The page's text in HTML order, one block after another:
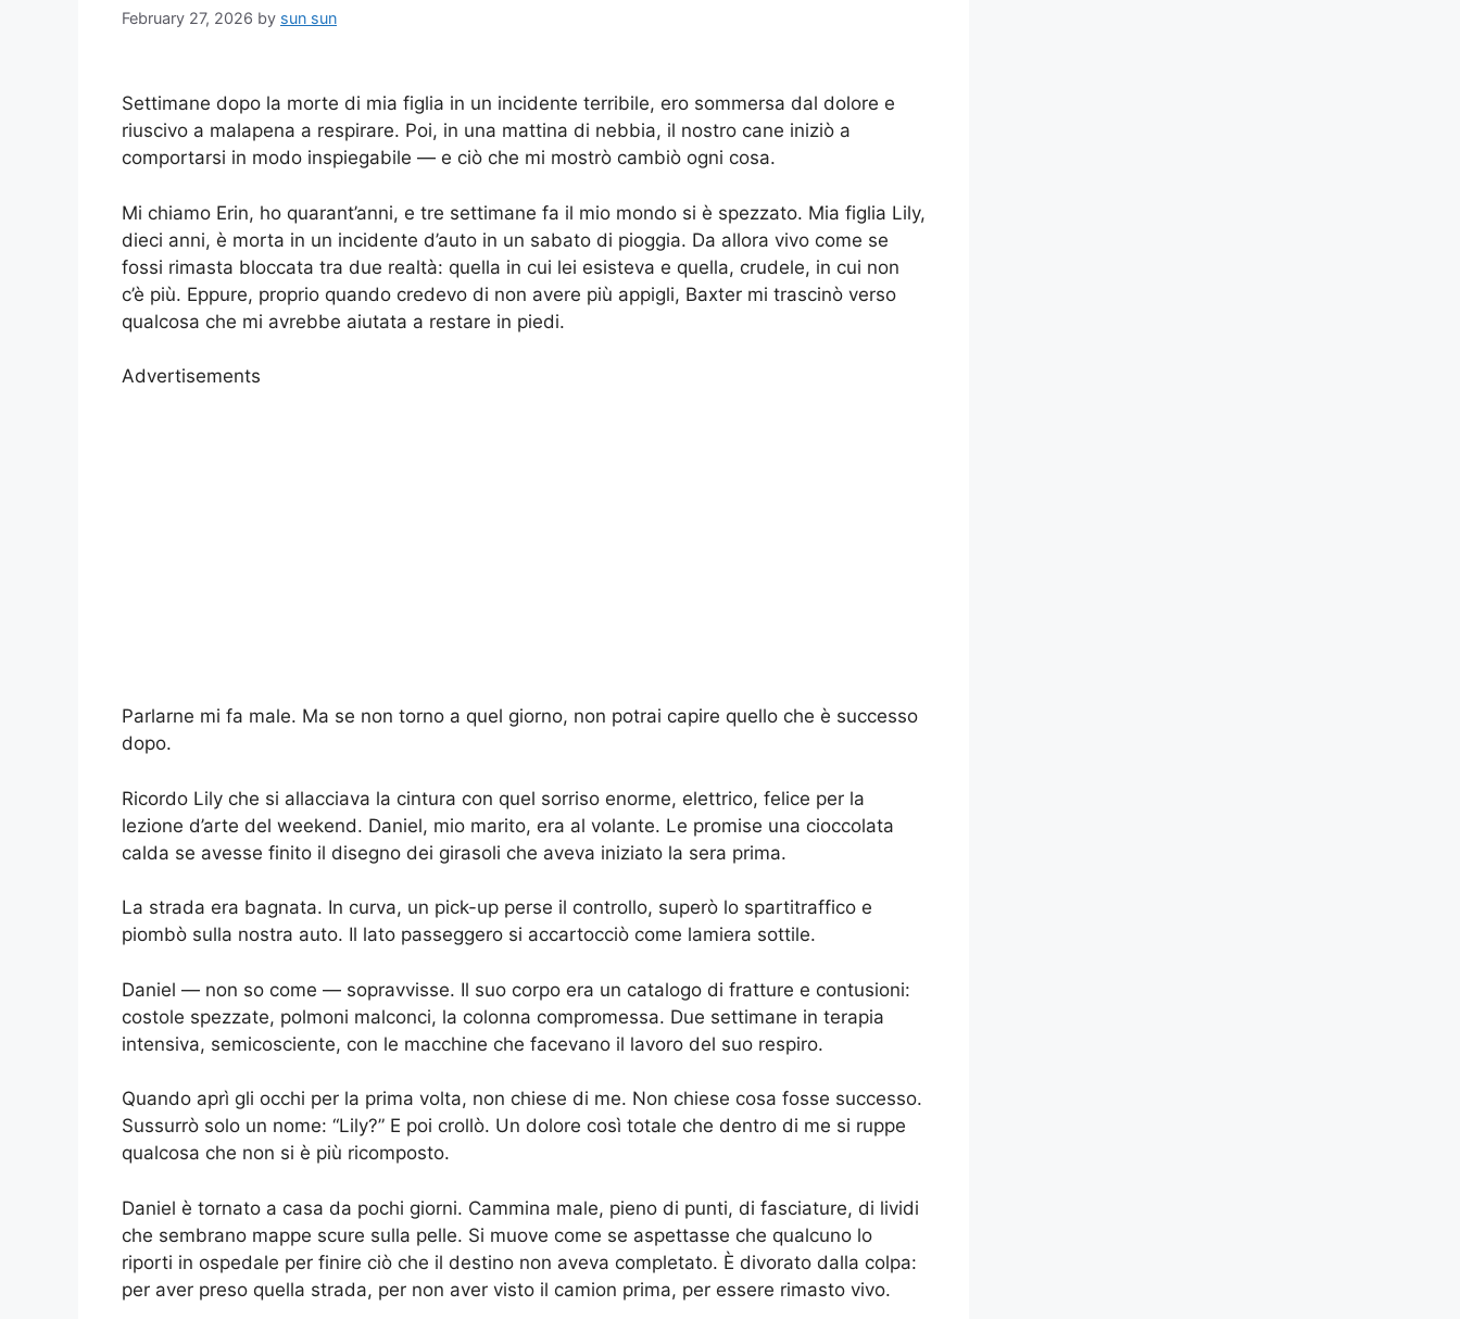
February 27, 2026 by sun sun
Settimane dopo la morte di mia figlia in un incidente terribile, ero sommersa dal dolore e
riuscivo a malapena a respirare. Poi, in una mattina di nebbia, il nostro cane iniziò a
comportarsi in modo inspiegabile — e ciò che mi mostrò cambiò ogni cosa.
Mi chiamo Erin, ho quarant’anni, e tre settimane fa il mio mondo si è spezzato. Mia figlia Lily,
dieci anni, è morta in un incidente d’auto in un sabato di pioggia. Da allora vivo come se
fossi rimasta bloccata tra due realtà: quella in cui lei esisteva e quella, crudele, in cui non
c’è più. Eppure, proprio quando credevo di non avere più appigli, Baxter mi trascinò verso
qualcosa che mi avrebbe aiutata a restare in piedi.
Advertisements
Parlarne mi fa male. Ma se non torno a quel giorno, non potrai capire quello che è successo
dopo.
Ricordo Lily che si allacciava la cintura con quel sorriso enorme, elettrico, felice per la
lezione d’arte del weekend. Daniel, mio marito, era al volante. Le promise una cioccolata
calda se avesse finito il disegno dei girasoli che aveva iniziato la sera prima.
La strada era bagnata. In curva, un pick-up perse il controllo, superò lo spartitraffico e
piombò sulla nostra auto. Il lato passeggero si accartocciò come lamiera sottile.
Daniel — non so come — sopravvisse. Il suo corpo era un catalogo di fratture e contusioni:
costole spezzate, polmoni malconci, la colonna compromessa. Due settimane in terapia
intensiva, semicosciente, con le macchine che facevano il lavoro del suo respiro.
Quando aprì gli occhi per la prima volta, non chiese di me. Non chiese cosa fosse successo.
Sussurrò solo un nome: “Lily?” E poi crollò. Un dolore così totale che dentro di me si ruppe
qualcosa che non si è più ricomposto.
Daniel è tornato a casa da pochi giorni. Cammina male, pieno di punti, di fasciature, di lividi
che sembrano mappe scure sulla pelle. Si muove come se aspettasse che qualcuno lo
riporti in ospedale per finire ciò che il destino non aveva completato. È divorato dalla colpa:
per aver preso quella strada, per non aver visto il camion prima, per essere rimasto vivo.